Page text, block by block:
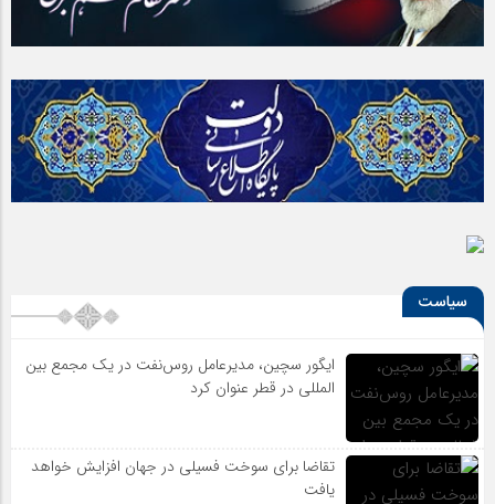
سیاست
ایگور سچین، مدیرعامل روس‌نفت در یک مجمع بین
المللی در قطر عنوان کرد
تقاضا برای سوخت فسیلی در جهان افزایش خواهد
یافت